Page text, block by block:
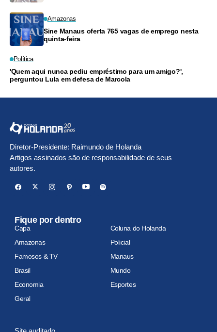
Amazonas
Sine Manaus oferta 765 vagas de emprego nesta
quinta-feira
Política
'Quem aqui nunca pediu empréstimo para um amigo?',
perguntou Lula em defesa de Marcola
Diretor-Presidente: Raimundo de Holanda
Artigos assinados são de responsabilidade de seus
autores.
Fique por dentro
Capa
Coluna do Holanda
Amazonas
Policial
Famosos & TV
Manaus
Brasil
Mundo
Economia
Esportes
Geral